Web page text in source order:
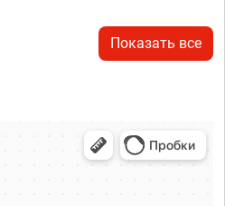
Показать все